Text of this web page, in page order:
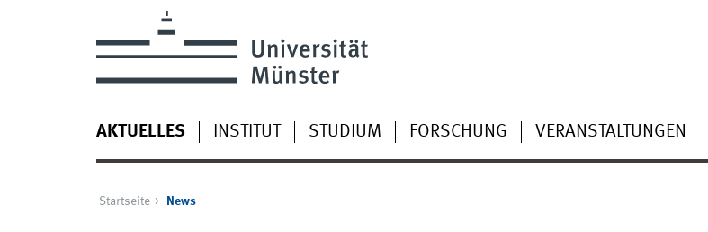
AKTUELLES INSTITUT STUDIUM FORSCHUNG VERANSTALTUNGEN
Startseite News